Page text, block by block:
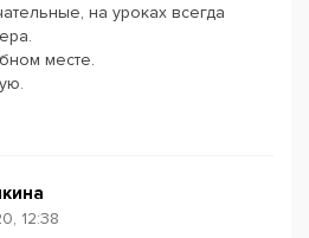
на уроках всегда
месте.
12:38